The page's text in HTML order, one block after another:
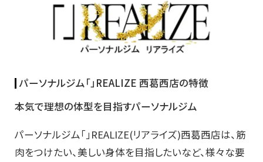
パーソナルジム「」REALIZE 西葛西店の特徴
本気で理想の体型を目指すパーソナルジム
パーソナルジム「」REALIZE(リアライズ)西葛西店は、筋
肉をつけたい、美しい身体を目指したいなど、様々な要